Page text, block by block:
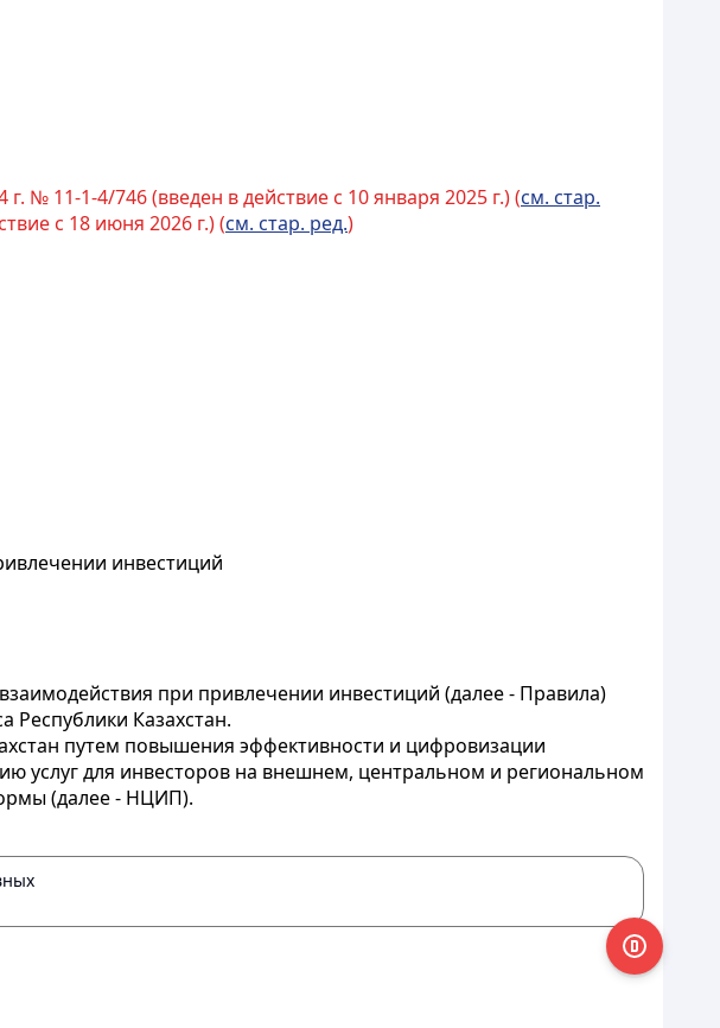
№ 11-1-4/746 (введен в действие с 10 января 2025 г.) (см. стар.
с 18 июня 2026 г.) (см. стар. ред.)
инвестиций
при привлечении инвестиций (далее - Правила)
Республики Казахстан.
путем повышения эффективности и цифровизации
услуг для инвесторов на внешнем, центральном и региональном
(далее - НЦИП).